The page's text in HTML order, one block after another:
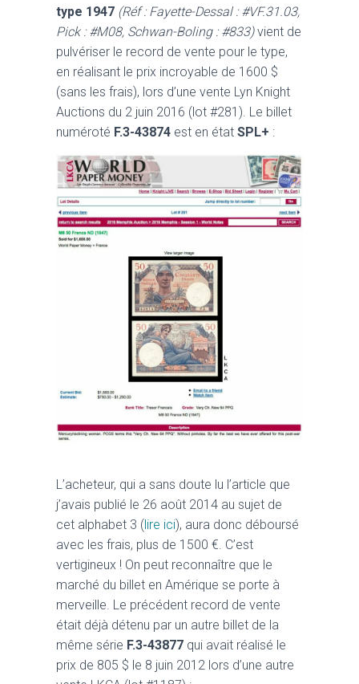
type 1947 (Réf : Fayette-Dessal : #VF.31.03,
Pick : #M08, Schwan-Boling : #833)vient de
pulvériser le record de vente pour le type,
en réalisant le prix incroyable de 1600 $
(sans les frais), lors d’une vente Lyn Knight
Auctions du 2 juin 2016 (lot #281). Le billet
numéroté F.3-43874 est en état SPL+ :
L’acheteur, qui a sans doute lu l’article que
j’avais publié le 26 août 2014 au sujet de
cet alphabet 3 ( lire ici), aura donc déboursé
avec les frais, plus de 1500 €. C’est
vertigineux ! On peut reconnaître que le
marché du billet en Amérique se porte à
merveille. Le précédent record de vente
était déjà détenu par un autre billet de la
même série F.3-43877 qui avait réalisé le
prix de 805 $ le 8 juin 2012 lors d’une autre